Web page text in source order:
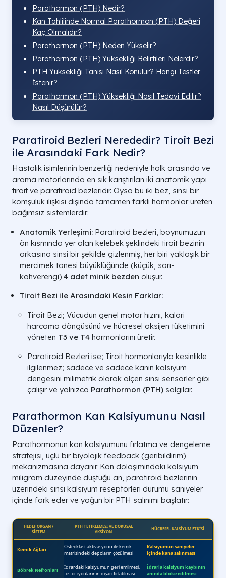
Parathormon (PTH) Nedir?
Kan Tahlilinde Normal Parathormon (PTH) Değeri
Kaç Olmalıdır?
Parathormon (PTH) Neden Yükselir?
Parathormon (PTH) Yüksekliği Belirtileri Nelerdir?
PTH Yüksekliği Tanısı Nasıl Konulur? Hangi Testler
İstenir?
Parathormon (PTH) Yüksekliği Nasıl Tedavi Edilir?
Nasıl Düşürülür?
Paratiroid Bezleri Nerededir? Tiroit Bezi
ile Arasındaki Fark Nedir?
Hastalık isimlerinin benzerliği nedeniyle halk arasında ve
arama motorlarında en sık karıştırılan iki anatomik yapı
tiroit ve paratiroid bezleridir. Oysa bu iki bez, sinsi bir
komşuluk ilişkisi dışında tamamen farklı hormonlar üreten
bağımsız sistemlerdir:
Anatomik Yerleşimi: Paratiroid bezleri, boynumuzun
ön kısmında yer alan kelebek şeklindeki tiroit bezinin
arkasına sinsi bir şekilde gizlenmiş, her biri yaklaşık bir
mercimek tanesi büyüklüğünde (küçük, sarı-
kahverengi) 4 adet minik bezden oluşur.
Tiroit Bezi ile Arasındaki Kesin Farklar:
Tiroit Bezi; Vücudun genel motor hızını, kalori
harcama döngüsünü ve hücresel oksijen tüketimini
yöneten T3 ve T4 hormonlarını üretir.
Paratiroid Bezleri ise; Tiroit hormonlarıyla kesinlikle
ilgilenmez; sadece ve sadece kanın kalsiyum
dengesini milimetrik olarak ölçen sinsi sensörler gibi
çalışır ve yalnızca Parathormon (PTH) salgılar.
Parathormon Kan Kalsiyumunu Nasıl
Düzenler?
Parathormonun kan kalsiyumunu fırlatma ve dengeleme
stratejisi, üçlü bir biyolojik feedback (geribildirim)
mekanizmasına dayanır. Kan dolaşımındaki kalsiyum
miligram düzeyinde düştüğü an, paratiroid bezlerinin
üzerindeki sinsi kalsiyum reseptörleri durumu saniyeler
içinde fark eder ve yoğun bir PTH salınımı başlatır: